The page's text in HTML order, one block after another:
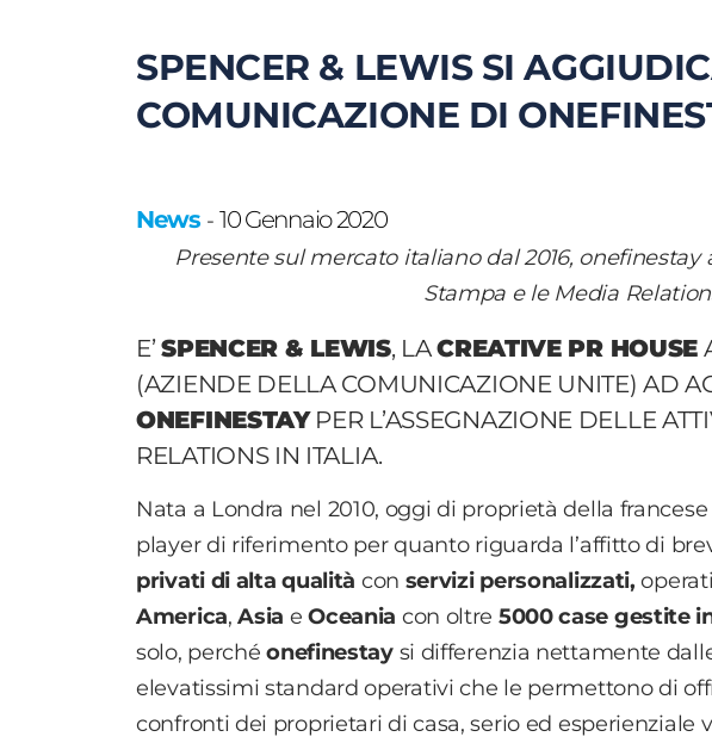
SPENCER & LEWIS SI
COMUNICAZIONE DI
News - 10 Gennaio 2020
Presente sul mercato italiano dal 2016, onefinestay
Stampa e le Media
E’SPENCER & LEWIS, LACREATIVE PR HOUSE
(AZIENDE DELLA COMUNICAZIONE UNITE) AD
ONEFINESTAYPER L’ASSEGNAZIONE DELLE
RELATIONS IN ITALIA.
Nata a Londra nel 2010, oggi di proprietà della francese
player di riferimento per quanto riguarda l’affitto di
privati di alta qualità con servizi personalizzati,
America,Asia eOceania con oltre 5000 case gestite
solo, perchéonefinestaysi differenzia nettamente
elevatissimi standard operativi che le permettono di
confronti dei proprietari di casa, serio ed esperienziale